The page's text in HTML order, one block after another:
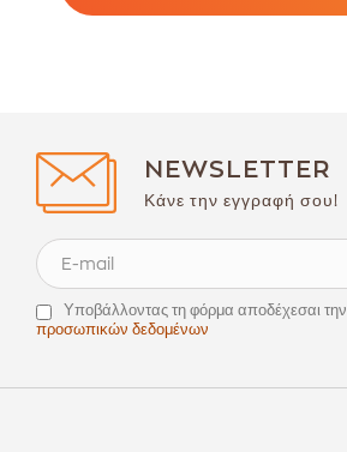
NEWSLETTER
Κάνε την εγγραφή σου!
Υποβάλλοντας τη φόρμα αποδέχεσαι την
προσωπικών δεδομένων